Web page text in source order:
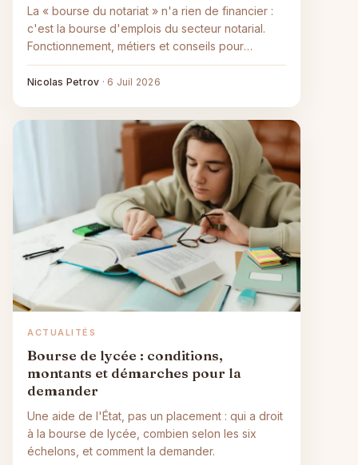
La « bourse du notariat » n'a rien de financier :
c'est la bourse d'emplois du secteur notarial.
Fonctionnement, métiers et conseils pour
candidater ou recruter.
Nicolas Petrov · 6 Juil 2026
ACTUALITÉS
Bourse de lycée : conditions,
montants et démarches pour la
demander
Une aide de l'État, pas un placement : qui a droit
à la bourse de lycée, combien selon les six
échelons, et comment la demander.